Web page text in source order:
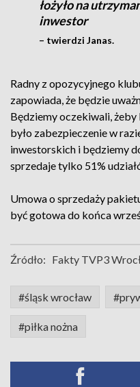
łożyło na
inwestor
– twierdzi Janas.
Radny z opozycyjnego
zapowiada, że będzie
Będziemy oczekiwali, żeby
było zabezpieczenie w
inwestorskich i będziemy
sprzedaje tylko 51%
Umowa o sprzedaży
być gotowa do końca
Źródło: Fakty TVP3
#śląsk wrocław
#piłka nożna